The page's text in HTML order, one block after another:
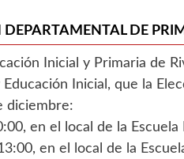
DE
Inicial y Primaria de
Inicial, que la
diciembre:
en el local de la Escuela
en el local de la